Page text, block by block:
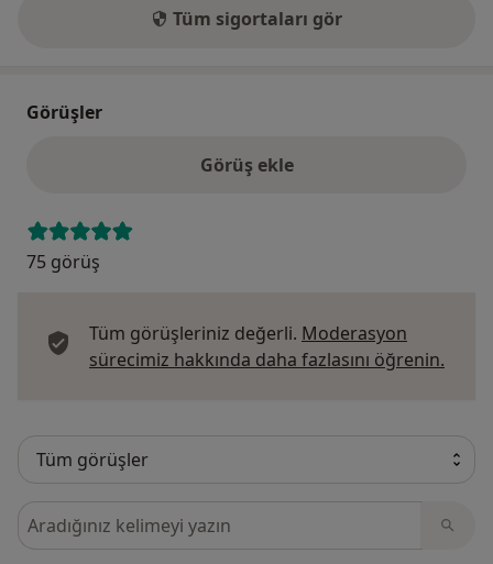
Tüm sigortaları gör
Görüşler
Görüş ekle
75 görüş
Tüm görüşleriniz değerli. Moderasyon
sürecimiz hakkında daha fazlasını öğrenin.
Görüşler içerisinde ara